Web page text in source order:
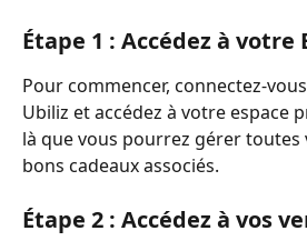
Étape 1 : Accédez à votre
Pour commencer, connectez-
Ubiliz et accédez à votre espace
là que vous pourrez gérer toutes
bons cadeaux associés.
Étape 2 : Accédez à vos